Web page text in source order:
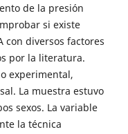
de la presión
si existe
con diversos factores
por la literatura.
experimental,
La muestra estuvo
sexos. La variable
la técnica